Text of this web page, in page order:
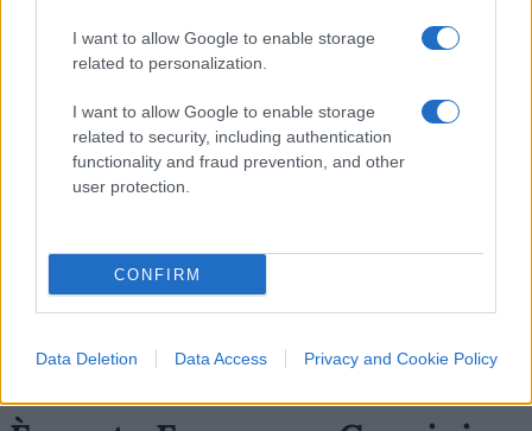
I want to allow Google to enable storage
related to personalization.
I want to allow Google to enable storage
related to security, including authentication
functionality and fraud prevention, and other
user protection.
CONFIRM
Data Deletion Data Access Privacy and Cookie Policy
Leggi i commenti
SEDUTE SATIRICHE
Vignetta del 04/08/2026
Vai all'archivio delle vignette